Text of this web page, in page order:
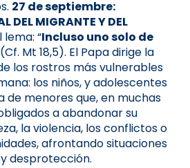
27 de septiembre:
DEL MIGRANTE Y DEL
“Incluso uno solo de
Mt 18,5). El Papa dirige la
los rostros más vulnerables
los niños, y adolescentes
de menores que, en muchas
a abandonar su
la violencia, los conflictos o
afrontando situaciones
desprotección.